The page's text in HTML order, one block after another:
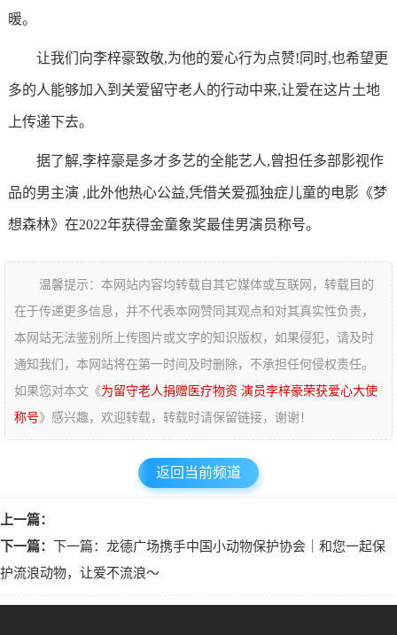
暖。
让我们向李梓豪致敬,为他的爱心行为点赞!同时,也希望更
多的人能够加入到关爱留守老人的行动中来,让爱在这片土地
上传递下去。
据了解,李梓豪是多才多艺的全能艺人,曾担任多部影视作
品的男主演 ,此外他热心公益,凭借关爱孤独症儿童的电影《梦
想森林》在2022年获得金童象奖最佳男演员称号。
温馨提示：本网站内容均转载自其它媒体或互联网，转载目的
在于传递更多信息，并不代表本网赞同其观点和对其真实性负责，
本网站无法鉴别所上传图片或文字的知识版权，如果侵犯，请及时
通知我们，本网站将在第一时间及时删除，不承担任何侵权责任。
如果您对本文《为留守老人捐赠医疗物资 演员李梓豪荣获爱心大使
称号》感兴趣，欢迎转载，转载时请保留链接，谢谢！
返回当前频道
上一篇：
下一篇： 下一篇：龙德广场携手中国小动物保护协会｜和您一起保
护流浪动物，让爱不流浪～